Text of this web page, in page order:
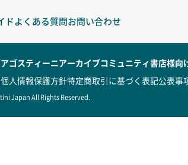
ドよくある質問お問い合わせ
ゴスティーニアーカイブコミュニティ書店様向
個人情報保護方針特定商取引に基づく表記公表事
Japan All Rights Reserved.